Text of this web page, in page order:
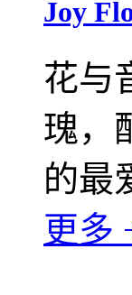
Joy
花与
瑰，
的最
更多